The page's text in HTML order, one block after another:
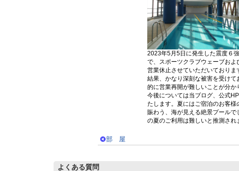
2023年5月5日に発生した震度６
で、スポーツクラブウェーブおよ
営業休止させていただいておりま
結果、かなり深刻な被害を受けて
的に営業再開が難しいことが分か
今後については当ブログ、公式
たします。夏にはご宿泊のお客様
賑わう、海が見える絶景プールで
の夏のご利用は難しいと推測され
部 屋
よくある質問